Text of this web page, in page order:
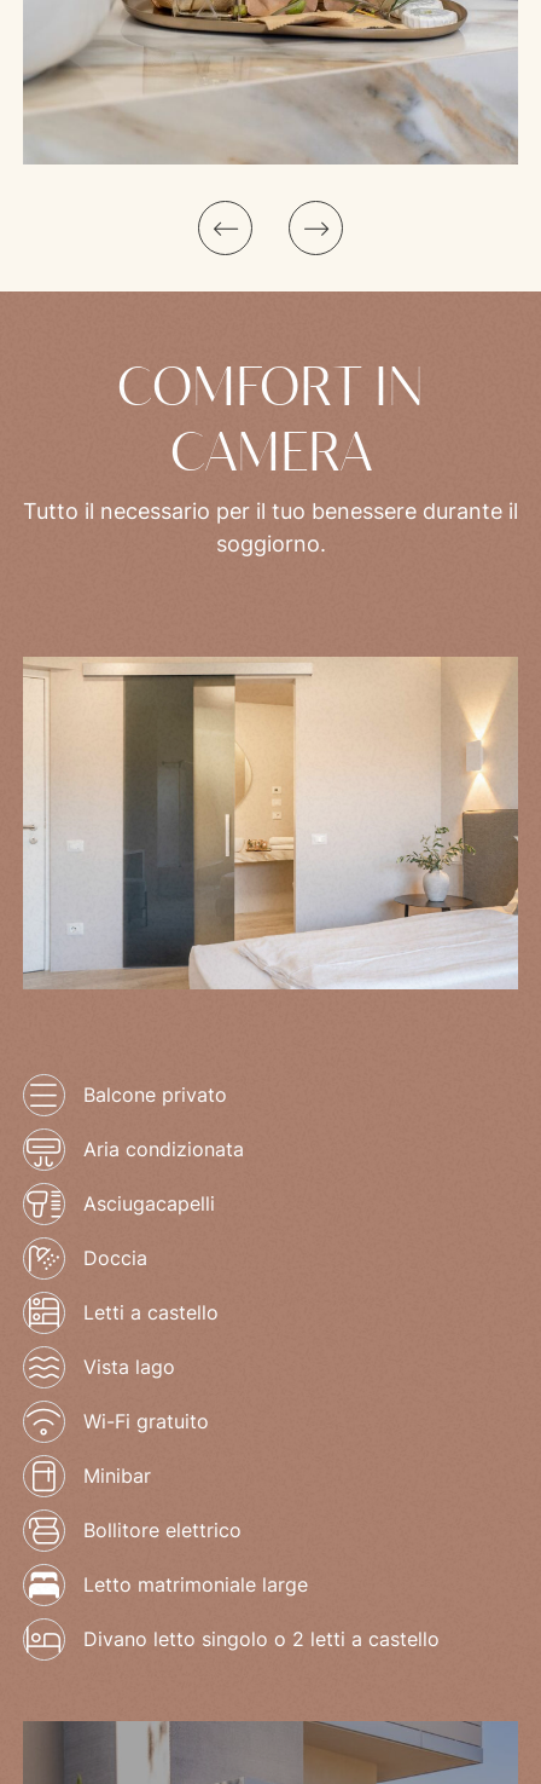
COMFORT IN
CAMERA
Tutto il necessario per il tuo benessere durante il
soggiorno.
Balcone privato
Aria condizionata
Asciugacapelli
Doccia
Letti a castello
Vista lago
Wi-Fi gratuito
Minibar
Bollitore elettrico
Letto matrimoniale large
Divano letto singolo o 2 letti a castello